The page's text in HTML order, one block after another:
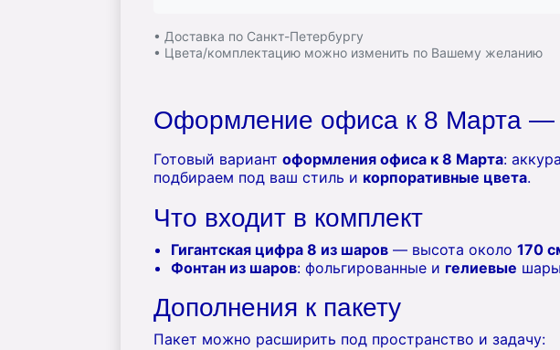
• Доставка по Санкт-Петербургу
• Цвета/комплектацию можно изменить по Вашему желанию
Оформление офиса к 8 Марта —
Готовый вариант оформления офиса к 8 Марта:
подбираем под ваш стиль и корпоративные цвета.
Что входит в комплект
Гигантская цифра 8 из шаров — высота около170
Фонтан из шаров: фольгированные и гелиевые
Дополнения к пакету
Пакет можно расширить под пространство и задачу: